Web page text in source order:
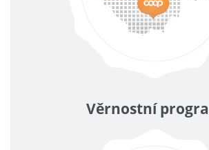
Věrnostní